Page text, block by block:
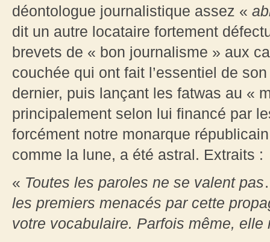
déontologue journalistique assez «
dit un autre locataire fortement
brevets de « bon journalisme » aux
couchée qui ont fait l’essentiel de
dernier, puis lançant les fatwas au «
principalement selon lui financé par
forcément notre monarque
comme la lune, a été astral. Extraits :
« Toutes les paroles ne se valent pas
les premiers menacés par cette
votre vocabulaire. Parfois même,